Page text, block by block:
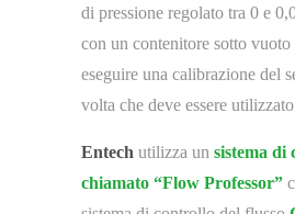
di pressione regolato tra 0 e
con un contenitore sotto vuoto
eseguire una calibrazione del
volta che deve essere
Entech utilizza un sistema di
chiamato “Flow Professor”